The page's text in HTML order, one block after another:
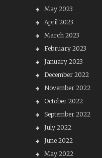
May 2023
April 2023
March 2023
February 2023
January 2023
December 2022
November 2022
October 2022
September 2022
July 2022
June 2022
May 2022